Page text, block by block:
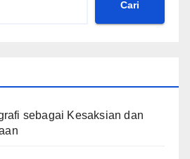
Cari
sebagai Kesaksian dan